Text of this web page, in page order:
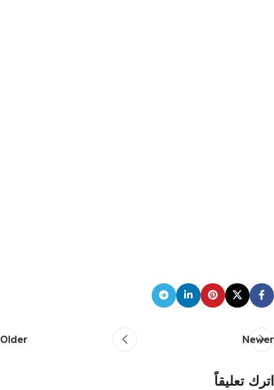
Newer
Older
اترك تعليقاً